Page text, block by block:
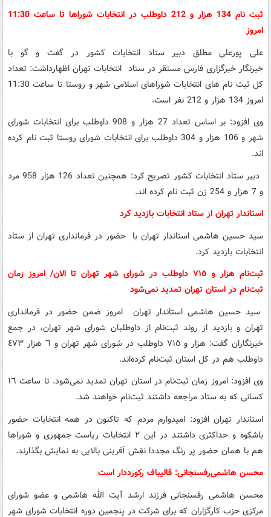
ثبت نام 134 هزار و 212 داوطلب در انتخابات شوراها تا ساعت 11:30
امروز
علی پورعلی مطلق دبیر ستاد انتخابات کشور در گفت و گو با
خبرنگار خبرگزاری فارس مستقر در ستاد انتخابات تهران اظهارداشت: تعداد
کل ثبت نام های انتخابات شوراهای اسلامی شهر و روستا تا ساعت 11:30
امروز 134 هزار و 212 نفر است.
وی افزود: بر اساس تعداد 27 هزار و 908 داوطلب برای انتخابات شورای
شهر و 106 هزار و 304 داوطلب برای انتخابات شورای روستا ثبت نام کرده
اند.
دبیر ستاد انتخابات کشور تصریح کرد: همچنین تعداد 126 هزار 958 مرد
و 7 هزار و 254 زن ثبت نام کرده اند.
استاندار تهران از ستاد انتخابات بازدید کرد
سید حسین هاشمی استاندار تهران با حضور در فرمانداری تهران از ستاد
انتخابات بازدید کرد.
ثبت‌نام هزار و ٧١٥ داوطلب در شورای شهر تهران تا الان/ امروز زمان
ثبت‌نام در استان تهران تمدید نمی‌شود
سید حسین هاشمی استاندار تهران امروز ضمن حضور در فرمانداری
تهران و بازدید از روند ثبت‌نام از داوطلبان شورای شهر تهران، در جمع
خبرنگاران گفت: هزار و ٧١٥ داوطلب در شورای شهر تهران و ٦ هزار ٤٧٣
داوطلب هم در کل استان ثبت‌نام کرده‌اند.
وی افزود: امروز زمان ثبت‌نام در استان تهران تمدید نمی‌شود. تا ساعت ١٦
کسانی که به ستاد مراجعه داشتند ثبت‌نام خواهند شد.
استاندار تهران افزود: امیدوارم مردم که تاکنون در همه انتخابات حضور
باشکوه و حداکثری داشتند در این ٢ انتخابات ریاست جمهوری و شوراها
هم با همان حضور پر رنگ مجددا نقش آفرینی بالایی به نمایش بگذارند.
محسن هاشمی‌رفسنجانی: قالیباف رکورددار است
محسن هاشمی رفسنجانی فرزند ارشد آیت الله هاشمی و عضو شورای
مرکزی حزب کارگزاران که برای شرکت در پنجمین دوره انتخابات شورای شهر